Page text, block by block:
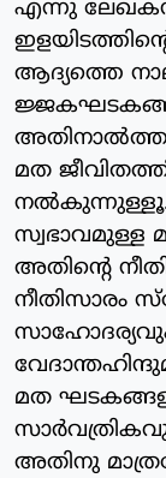
എന്നു
ആദ്യത്തെ
മത
നല്‍കുന്നുള്ളൂ.
സ്വഭാവമുള്ള
അതിന്റെ
നീതിസാരം
മത
അതിനു